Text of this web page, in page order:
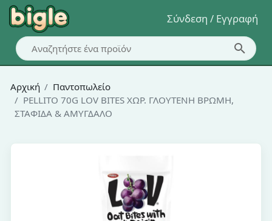
Σύνδεση / Εγγραφή
Αρχική
Παντοπωλείο
PELLITO 70G LOV BITES ΧΩΡ. ΓΛΟΥΤΕΝΗ ΒΡΩΜΗ,
ΣΤΑΦΙΔΑ & ΑΜΥΓΔΑΛΟ